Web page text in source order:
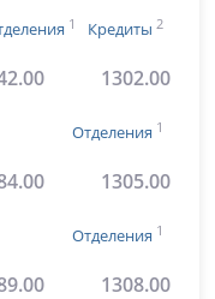
1 Кредиты 2
1302.00
Отделения 1
1305.00
Отделения 1
1308.00